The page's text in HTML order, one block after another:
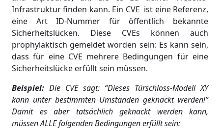
Infrastruktur finden kann. Ein CVE ist eine Referenz,
eine Art ID-Nummer für öffentlich bekannte
Sicherheitslücken. Diese CVEs können auch
prophylaktisch gemeldet worden sein: Es kann sein,
dass für eine CVE mehrere Bedingungen für eine
Sicherheitslücke erfüllt sein müssen.
Beispiel: Die CVE sagt: “Dieses Türschloss-Modell XY
kann unter bestimmten Umständen geknackt werden!”
Damit es aber tatsächlich geknackt werden kann,
müssen ALLE folgenden Bedingungen erfüllt sein: